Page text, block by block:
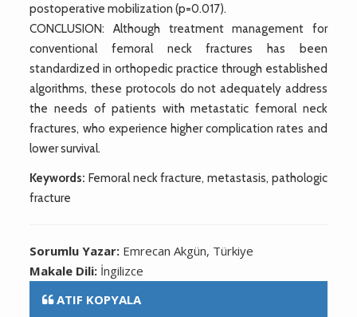
postoperative mobilization (p=0.017).
CONCLUSION: Although treatment management for
conventional femoral neck fractures has been
standardized in orthopedic practice through established
algorithms, these protocols do not adequately address
the needs of patients with metastatic femoral neck
fractures, who experience higher complication rates and
lower survival.
Keywords: Femoral neck fracture, metastasis, pathologic
fracture
Sorumlu Yazar: Emrecan Akgün, Türkiye
Makale Dili: İngilizce
ATIF KOPYALA